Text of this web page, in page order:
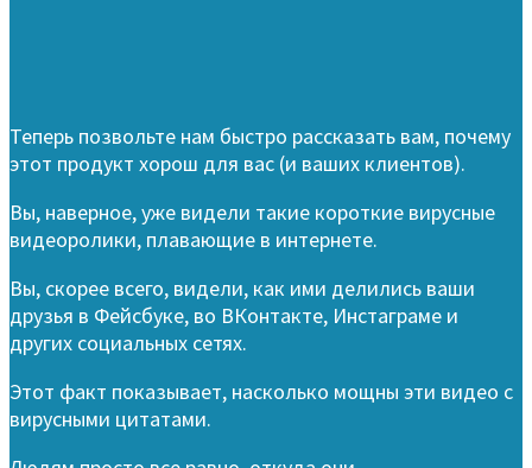
Теперь позвольте нам быстро рассказать вам, почему
этот продукт хорош для вас (и ваших клиентов).
Вы, наверное, уже видели такие короткие вирусные
видеоролики, плавающие в интернете.
Вы, скорее всего, видели, как ими делились ваши
друзья в Фейсбуке, во ВКонтакте, Инстаграме и
других социальных сетях.
Этот факт показывает, насколько мощны эти видео с
вирусными цитатами.